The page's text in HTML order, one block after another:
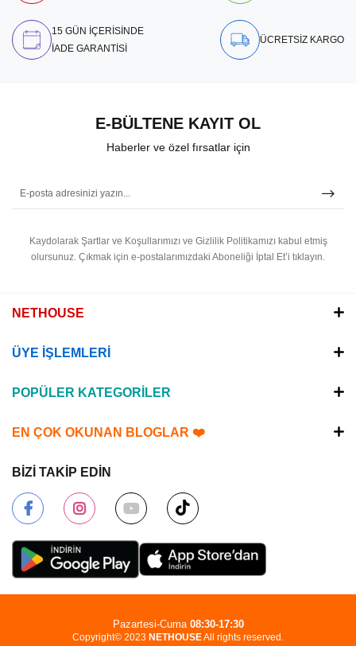
15 GÜN İÇERİSİNDE
İADE GARANTİSİ
ÜCRETSİZ KARGO
E-BÜLTENE KAYIT OL
Haberler ve özel fırsatlar için
Kaydolarak Şartlar ve Koşullarımızı ve Gizlilik Politikamızı kabul etmiş
olursunuz. Çıkmak için e-postalarımızdaki Aboneliği İptal Et’i tıklayın.
NETHOUSE
ÜYE İŞLEMLERİ
POPÜLER KATEGORİLER
EN ÇOK OKUNAN BLOGLAR ❤️
BİZİ TAKİP EDİN
Copyright© 2023 NETHOUSEAll rights reserved.
Pazartesi-Cuma 08:30-17:30